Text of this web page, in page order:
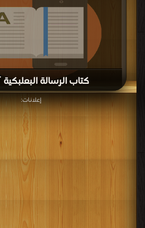
كتاب الرسالة البعلبكية PDF
قراءة و تحميل كتاب كتاب الرسالة البعلبكية PDF مجانا | مكتبة >
مرة/مرات
إعلانات: